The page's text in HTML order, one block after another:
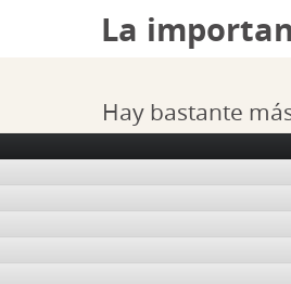
La
Hay bastante